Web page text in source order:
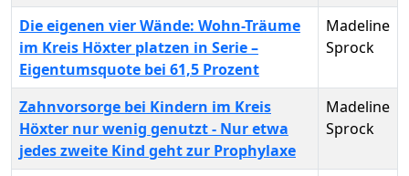
Die eigenen vier Wände: Wohn-Träume
im Kreis Höxter platzen in Serie –
Eigentumsquote bei 61,5 Prozent
Madeline
Sprock
Zahnvorsorge bei Kindern im Kreis
Höxter nur wenig genutzt - Nur etwa
jedes zweite Kind geht zur Prophylaxe
Madeline
Sprock